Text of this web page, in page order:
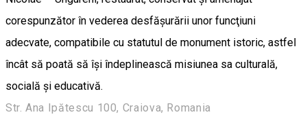
corespunzător în vederea desfăşurării unor funcţiuni
adecvate, compatibile cu statutul de monument istoric, astfel
încât să poată să îşi îndeplinească misiunea sa culturală,
socială şi educativă.
Str. Ana Ipătescu 100, Craiova, Romania